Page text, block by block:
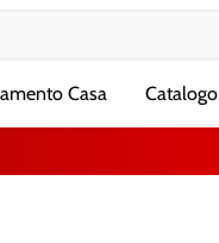
Casa Catalogo